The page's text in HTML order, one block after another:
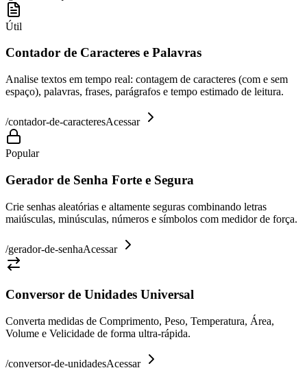
Útil
Contador de Caracteres e Palavras
Analise textos em tempo real: contagem de caracteres (com e sem
espaço), palavras, frases, parágrafos e tempo estimado de leitura.
/contador-de-caracteresAcessar
Popular
Gerador de Senha Forte e Segura
Crie senhas aleatórias e altamente seguras combinando letras
maiúsculas, minúsculas, números e símbolos com medidor de força.
/gerador-de-senhaAcessar
Conversor de Unidades Universal
Converta medidas de Comprimento, Peso, Temperatura, Área,
Volume e Velicidade de forma ultra-rápida.
/conversor-de-unidadesAcessar